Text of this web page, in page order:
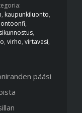
, kaupunkiluonto,
,
,
, virho, virtavesi,
pääsi